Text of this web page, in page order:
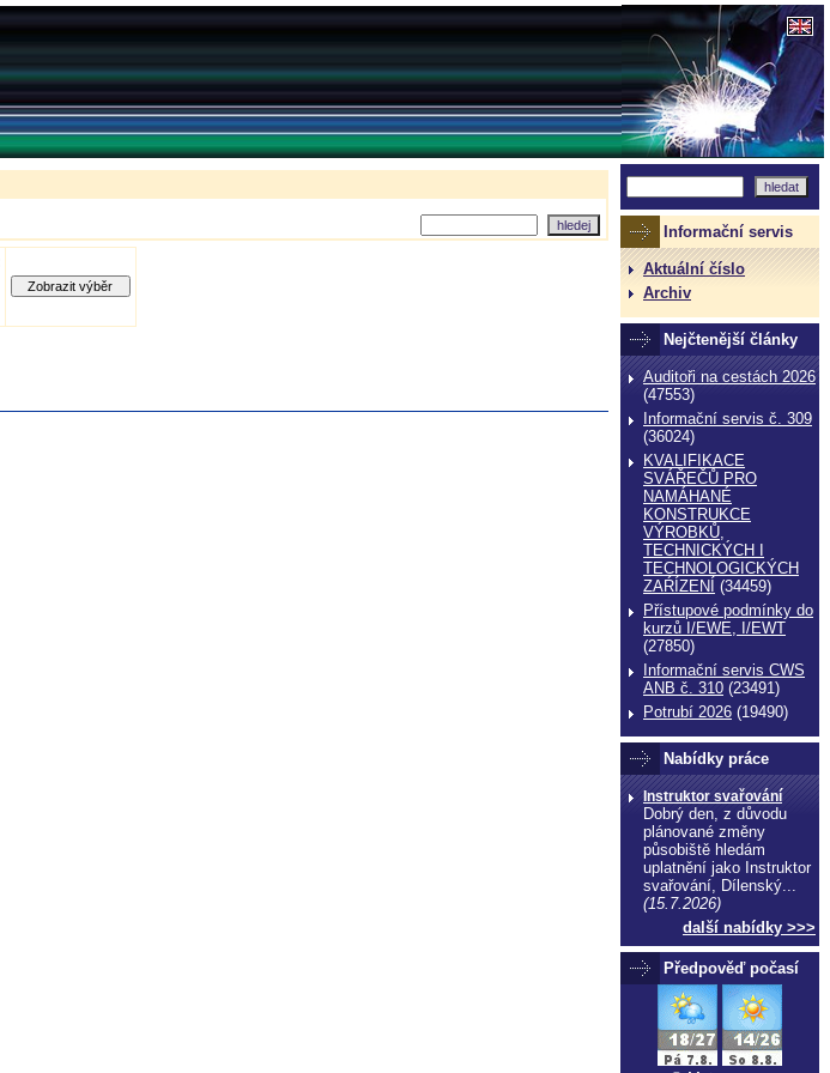
Informační servis
Aktuální číslo
Archiv
Nejčtenější články
Auditoři na cestách 2026
(47553)
Informační servis č. 309
(36024)
KVALIFIKACE
SVÁŘEČŮ PRO
NAMÁHANÉ
KONSTRUKCE
VÝROBKŮ,
TECHNICKÝCH I
TECHNOLOGICKÝCH
ZAŔÍZENÍ (34459)
Přístupové podmínky do
kurzů I/EWE, I/EWT
(27850)
Informační servis CWS
ANB č. 310 (23491)
Potrubí 2026 (19490)
Nabídky práce
Instruktor svařování
Dobrý den, z důvodu
plánované změny
působiště hledám
uplatnění jako Instruktor
svařování, Dílenský...
(15.7.2026)
další nabídky >>>
Předpověď počasí